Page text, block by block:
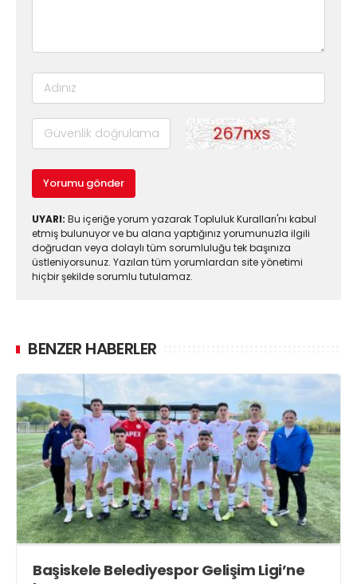
Yorumu gönder
UYARI: Bu içeriğe yorum yazarak Topluluk Kuralları'nı kabul
etmiş bulunuyor ve bu alana yaptığınız yorumunuzla ilgili
doğrudan veya dolaylı tüm sorumluluğu tek başınıza
üstleniyorsunuz. Yazılan tüm yorumlardan site yönetimi
hiçbir şekilde sorumlu tutulamaz.
BENZER HABERLER
Başiskele Belediyespor Gelişim Ligi’ne